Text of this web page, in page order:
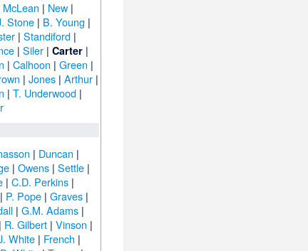
| New |
Stone| B. Young |
|Standiford |
|Siler |Carter |
|Calhoon |Green |
| Jones| Arthur|
|T. Underwood |
| Duncan |
| Owens| Settle|
| C.D. Perkins|
P. Pope| Graves|
|G.M. Adams |
R. Gilbert| Vinson |
White | French |